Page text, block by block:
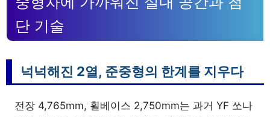
단 기술
넉넉해진 2열, 준중형의 한계를 지우다
전장 4,765mm, 휠베이스 2,750mm는 과거 YF 쏘나